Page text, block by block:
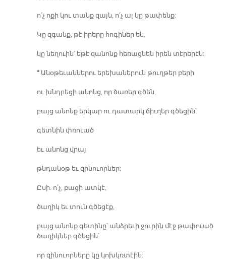
ո՛չ ոքի կու տանք զայն, ո՛չ ալ կը թափենք:
Կը զգանք, թէ իրերը հոգիներ են,
կը նեղուին՝ եթէ զանոնք հեռացնեն իրեն տէրերէն:
*Անօթեւաններու երեխաներուն թուղթեր բերի
ու խնդրեցի անոնց, որ ծառեր գծեն,
բայց անոնք երկար ու դատարկ ճիւղեր գծեցին՝
գետնին փռուած
եւ անոնց վրայ
թնդանօթ եւ զինուորներ:
Ըսի. ո՛չ, բացի ատկէ,
ծաղիկ եւ տուն գծեցէք,
բայց անոնք գետինը՝ անձրեւի ջուրին մէջ թափուած
ծաղիկներ գծեցին՝
որ զինուորները կը կոխկռտէին: